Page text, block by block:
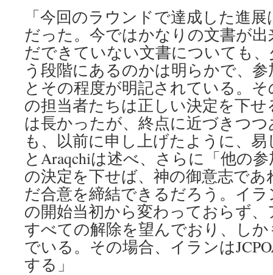
「今回のラウンドで達成した進
だった。今ではかなりの文書が
だできていない文書についても
う段階にあるのかは明らかで、
とその程度が明記されている。
の担当者たちは正しい決定を下
は長かったが、終点に近づきつ
も、以前に申し上げたように、
とAraqchiは述べ、さらに「他の
の決定を下せば、神の御意志で
だ合意を締結できるだろう。イ
の開始当初から変わっておらず
すべての解除を望んでおり、し
でいる。その場合、イランは
する」